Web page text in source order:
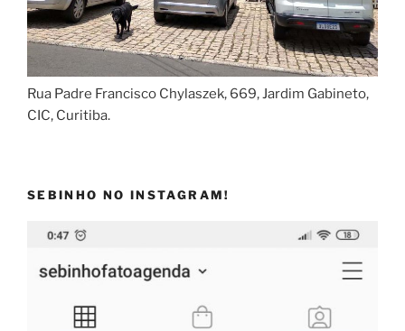
Rua Padre Francisco Chylaszek, 669, Jardim Gabineto,
CIC, Curitiba.
SEBINHO NO INSTAGRAM!